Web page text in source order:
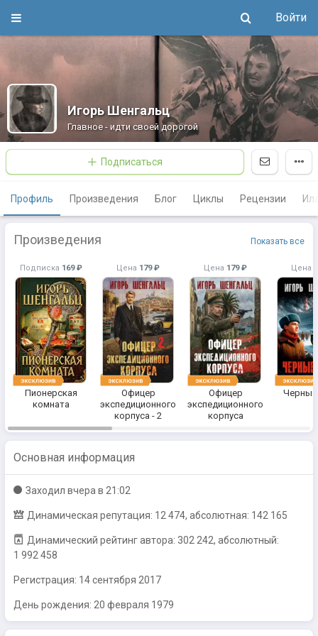
Войти
Игорь Шенгальц
Главное - идти своей дорогой
Подписаться
Профиль Произведения Блог Циклы Рецензии
Произведения Показать все
Подписка 169 ₽
Пионерская
комната
Цена 179 ₽
Офицер
экспедиционного
корпуса - 2
Цена 179 ₽
Офицер
экспедиционного
корпуса
Цена
Основная информация
Заходил вчера в 21:02
Динамическая репутация: 12 474, абсолютная: 142 165
Динамический рейтинг автора: 302 242, абсолютный:
1 992 458
Регистрация: 14 сентября 2017
День рождения: 20 февраля 1979